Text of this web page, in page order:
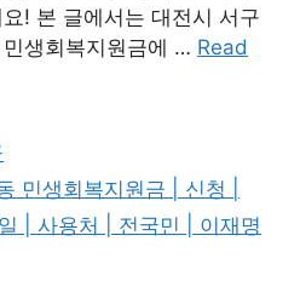
! 본 글에서는 대전시 서구
생회복지원금에 … Read
민생회복지원금 | 신청 |
| 사용처 | 전국민 | 이재명